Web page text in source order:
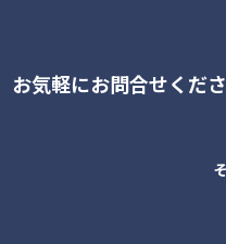
お気軽にお問合せくださ